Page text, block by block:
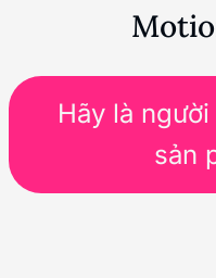
Hãy là
sản